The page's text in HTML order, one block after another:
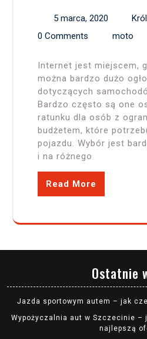
5 marca, 2020
0 Comments
moto
Internet jest miejscem,
można bardzo dużo
dotyczących
Bardzo często są one
ratunku dla osób z
budżetem, które
pojazdu. Wybór jest
i na różnego
Read More
Ostatnie
Jazda sportowym autem – jak
Wypożyczalnia aut w Szczecinie –
najlepszą